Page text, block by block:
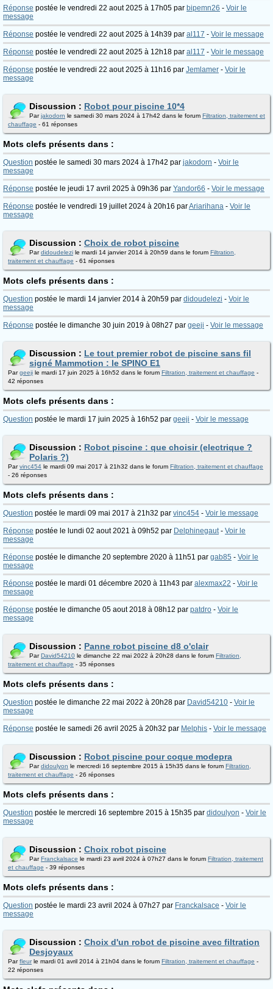
Réponse postée le vendredi 22 aout 2025 à 17h05 par bipemn26 - Voir le
message
Réponse postée le vendredi 22 aout 2025 à 14h39 par al117 - Voir le message
Réponse postée le vendredi 22 aout 2025 à 12h18 par al117 - Voir le message
Réponse postée le vendredi 22 aout 2025 à 11h16 par Jemlamer - Voir le
message
Discussion : Robot pour piscine 10*4
Parjakodorn le samedi 30 mars 2024 à 17h42 dans le forum Filtration, traitement et
chauffage - 61 réponses
Mots clefs présents dans :
Question postée le samedi 30 mars 2024 à 17h42 par jakodorn - Voir le
message
Réponse postée le jeudi 17 avril 2025 à 09h36 par Yandor66 - Voir le message
Réponse postée le vendredi 19 juillet 2024 à 20h16 parAriarihana - Voir le
message
Discussion : Choix de robot piscine
Pardidoudelezi le mardi 14 janvier 2014 à 20h59 dans le forum Filtration,
traitement et chauffage - 61 réponses
Mots clefs présents dans :
Question postée le mardi 14 janvier 2014 à 20h59 par didoudelezi - Voir le
message
Réponse postée le dimanche 30 juin 2019 à 08h27 par geeji - Voir le message
Discussion : Le tout premier robot de piscine sans fil
signé Mammotion : le SPINO E1
Pargeeji le mardi 17 juin 2025 à 16h52 dans le forum Filtration, traitement et chauffage -
42 réponses
Mots clefs présents dans :
Question postée le mardi 17 juin 2025 à 16h52 par geeji - Voir le message
Discussion : Robot piscine : que choisir (electrique ?
Polaris ?)
Parvinc454 le mardi 09 mai 2017 à 21h32 dans le forum Filtration, traitement et chauffage
- 26 réponses
Mots clefs présents dans :
Question postée le mardi 09 mai 2017 à 21h32 par vinc454 - Voir le message
Réponse postée le lundi 02 aout 2021 à 09h52 par Delphinegaut- Voir le
message
Réponse postée le dimanche 20 septembre 2020 à 11h51 par gab85 - Voir le
message
Réponse postée le mardi 01 décembre 2020 à 11h43 par alexmax22 - Voir le
message
Réponse postée le dimanche 05 aout 2018 à 08h12 par patdro - Voir le
message
Discussion : Panne robot piscine d8 o'clair
ParDavid54210 le dimanche 22 mai 2022 à 20h28 dans le forum Filtration,
traitement et chauffage - 35 réponses
Mots clefs présents dans :
Question postée le dimanche 22 mai 2022 à 20h28 par David54210 - Voir le
message
Réponse postée le samedi 26 avril 2025 à 20h32 par Melphis - Voir le message
Discussion : Robot piscine pour coque modepra
Pardidoulyon le mercredi 16 septembre 2015 à 15h35 dans le forum Filtration,
traitement et chauffage - 26 réponses
Mots clefs présents dans :
Question postée le mercredi 16 septembre 2015 à 15h35 par didoulyon - Voir le
message
Discussion : Choix robot piscine
ParFranckalsace le mardi 23 avril 2024 à 07h27 dans le forum Filtration, traitement
et chauffage - 39 réponses
Mots clefs présents dans :
Question postée le mardi 23 avril 2024 à 07h27 par Franckalsace - Voir le
message
Discussion : Choix d'un robot de piscine avec filtration
Desjoyaux
Parfleurle mardi 01 avril 2014 à 21h04 dans le forum Filtration, traitement et chauffage -
22 réponses